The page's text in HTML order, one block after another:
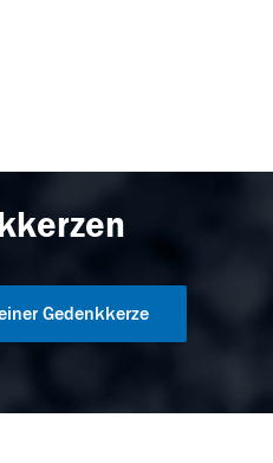
Gedenkkerze